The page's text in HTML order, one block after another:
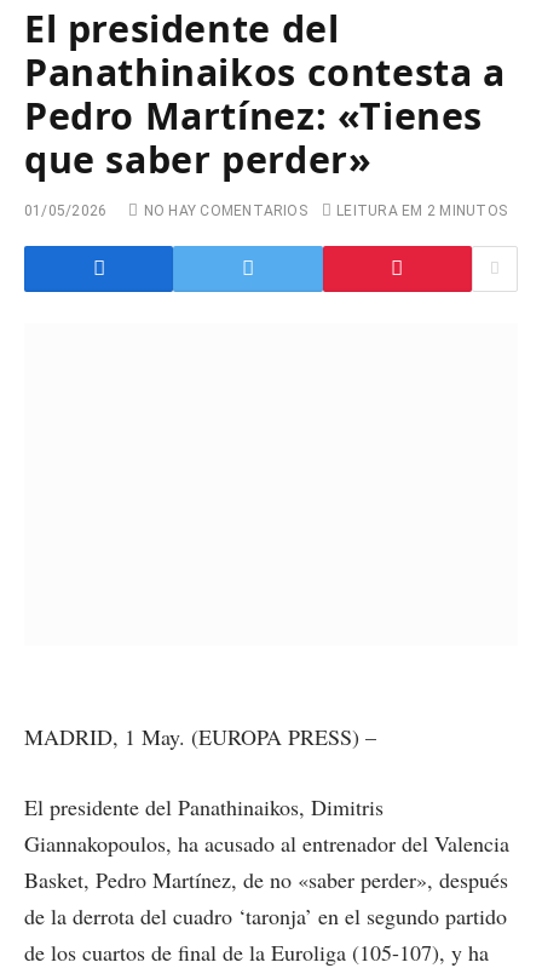
El presidente del
Panathinaikos contesta a
Pedro Martínez: «Tienes
que saber perder»
01/05/2026 NO HAY COMENTARIOS LEITURA EM 2 MINUTOS
MADRID, 1 May. (EUROPA PRESS) –
El presidente del Panathinaikos, Dimitris
Giannakopoulos, ha acusado al entrenador del Valencia
Basket, Pedro Martínez, de no «saber perder», después
de la derrota del cuadro ‘taronja’ en el segundo partido
de los cuartos de final de la Euroliga (105-107), y ha